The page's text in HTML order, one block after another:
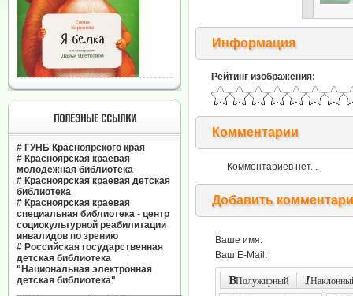
ПОЛЕЗНЫЕ ССЫЛКИ
# ГУНБ Красноярского края
# Красноярская краевая
молодежная библиотека
# Красноярская краевая детская
библиотека
# Красноярская краевая
специальная библиотека - центр
социокультурной реабилитации
инвалидов по зрению
# Российская государственная
детская библиотека
"Национальная электронная
детская библиотека"
Информация
Рейтинг изображения:
Комментарии
Комментариев нет...
Добавить
Ваше имя:
Ваш E-Mail:
Полужирный